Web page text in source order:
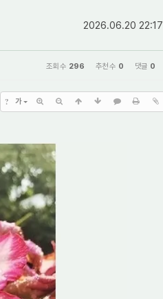
2026.06.20 22:17
조회 수 296 추천 수 0 댓글 0
? 가